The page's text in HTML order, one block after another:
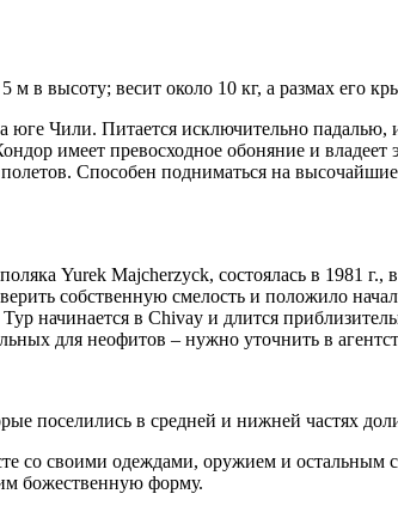
в высоту; весит около 10 кг, а размах его
Чили. Питается исключительно падалью,
имеет превосходное обоняние и
Способен подниматься на
Yurek Majcherzyck, состоялась в 1981 г.,
собственную смелость и положило
начинается в Chivay и длится
для неофитов – нужно уточнить в
поселились в средней и нижней частях
со своими одеждами, оружием и остальным
божественную форму.